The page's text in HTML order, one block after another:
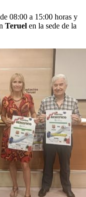
08:00 a 15:00 horas y
Teruel en la sede de la